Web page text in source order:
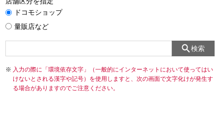
ドコモショップ
量販店など
検索
入力の際に「環境依存文字」（一般的にインターネットにおいて使ってはい
けないとされる漢字や記号）を使用しますと、次の画面で文字化けが発生す
る場合がありますのでご注意ください。